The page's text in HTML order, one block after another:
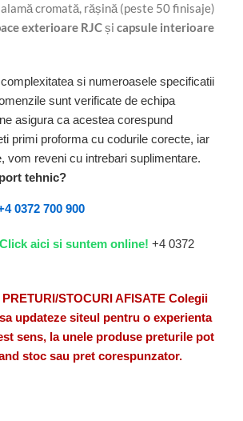
cromată, rășină (peste 50 finisaje)
exterioare RJCși capsule interioare
si numeroasele specificatii
sunt verificate de echipa
asigura ca acestea corespund
primi proforma cu codurile corecte, iar
vom reveni cu intrebari suplimentare.
tehnic?
0372 700 900
aici si suntem online! +4 0372
STOCURI AFISATE Colegii
updateze siteul pentru o experienta
sens, la unele produse preturile pot
stoc sau pret corespunzator.